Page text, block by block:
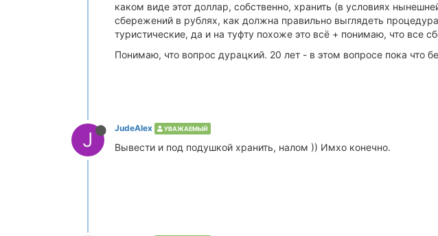
каком виде этот доллар, собственно, хранить (в условиях
сбережений в рублях, как должна правильно выглядеть
туристические, да и на туфту похоже это всё + понимаю, что все
Понимаю, что вопрос дурацкий. 20 лет - в этом вопросе пока что
J JudeAlex УВАЖАЕМЫЙ
Вывести и под подушкой хранить, налом )) Имхо конечно.